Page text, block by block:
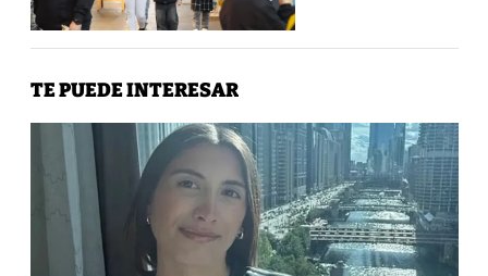
TE PUEDE INTERESAR